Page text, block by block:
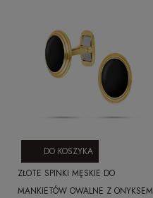
ZŁOTE SPINKI MĘSKIE DO
MANKIETÓW OWALNE Z ONYKSEM
DO KOSZYKA